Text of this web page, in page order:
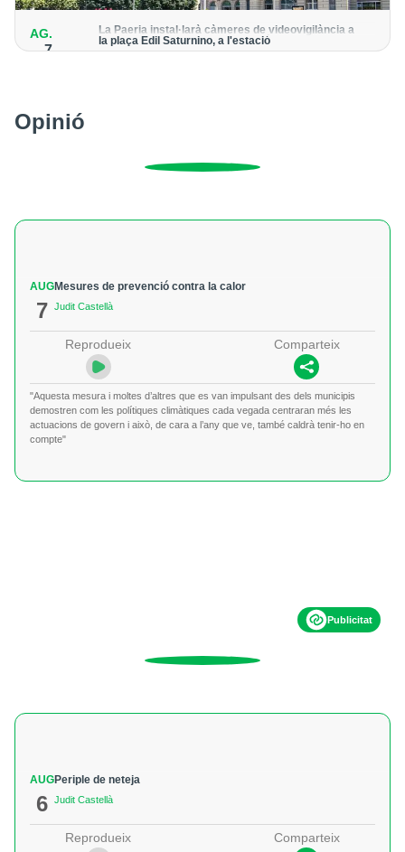
AG.
7
La Paeria instal·larà càmeres de videovigilància a
la plaça Edil Saturnino, a l'estació
Opinió
AUG
7
Mesures de prevenció contra la calor
Judit Castellà
Reprodueix Comparteix
"Aquesta mesura i moltes d’altres que es van impulsant des dels municipis
demostren com les polítiques climàtiques cada vegada centraran més les
actuacions de govern i això, de cara a l’any que ve, també caldrà tenir-ho en
compte"
Publicitat
AUG
6
Periple de neteja
Judit Castellà
Reprodueix Comparteix